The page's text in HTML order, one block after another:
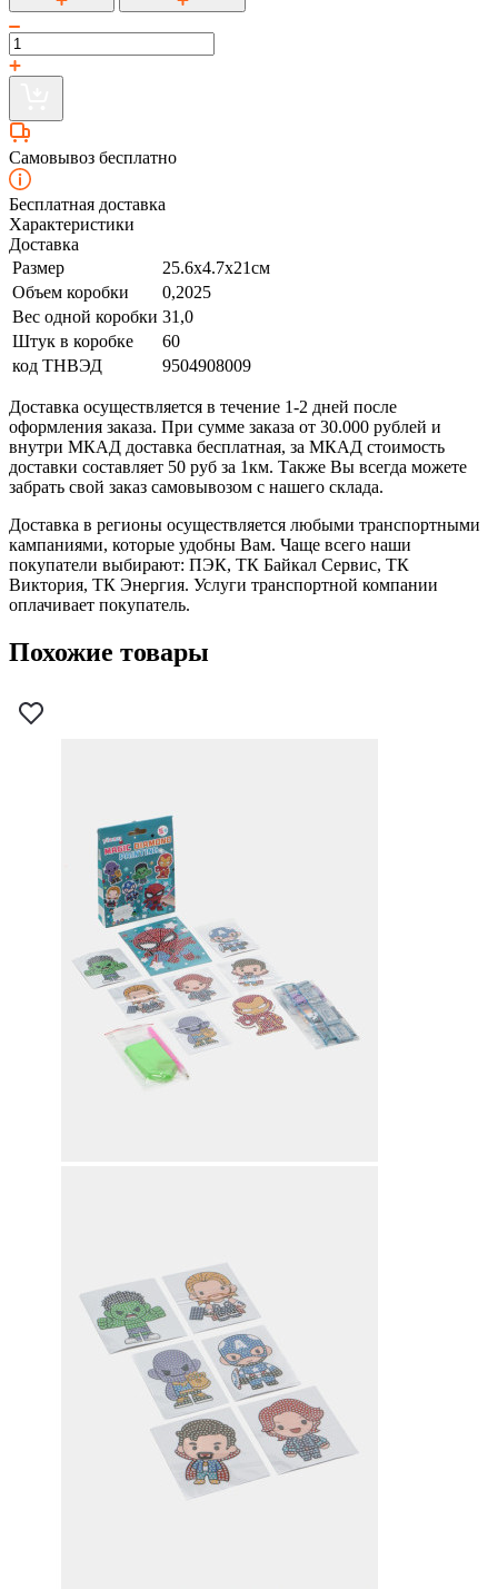
Самовывоз бесплатно
Бесплатная доставка
Характеристики
Доставка
Размер
25.6х4.7х21см
Объем коробки
0,2025
Вес одной коробки 31,0
Штук в коробке
60
код ТНВЭД
9504908009
Доставка осуществляется в течение 1-2 дней после
оформления заказа. При сумме заказа от 30.000 рублей и
внутри МКАД доставка бесплатная, за МКАД стоимость
доставки составляет 50 руб за 1км. Также Вы всегда можете
забрать свой заказ самовывозом с нашего склада.
Доставка в регионы осуществляется любыми транспортными
кампаниями, которые удобны Вам. Чаще всего наши
покупатели выбирают: ПЭК, ТК Байкал Сервис, ТК
Виктория, ТК Энергия. Услуги транспортной компании
оплачивает покупатель.
Похожие товары